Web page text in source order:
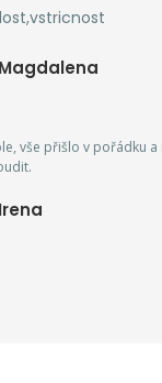
vše přišlo v pořádku